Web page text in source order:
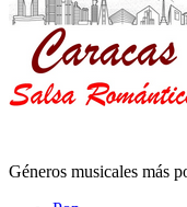
Géneros musicales más